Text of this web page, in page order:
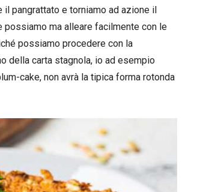
il pangrattato e torniamo ad azione il
ma alleare facilmente con le
possiamo procedere con la
della carta stagnola, io ad esempio
cake, non avrà la tipica forma rotonda